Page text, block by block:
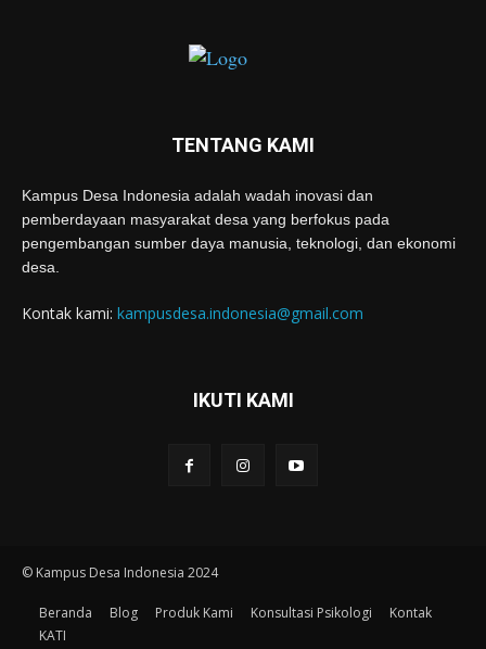
TENTANG KAMI
Kampus Desa Indonesia adalah wadah inovasi dan
pemberdayaan masyarakat desa yang berfokus pada
pengembangan sumber daya manusia, teknologi, dan ekonomi
desa.
Kontak kami: kampusdesa.indonesia@gmail.com
IKUTI KAMI
© Kampus Desa Indonesia 2024
Beranda Blog Produk Kami Konsultasi Psikologi
Kontak
KATI